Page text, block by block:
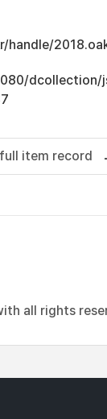
handle/
dcollection/
item record
all rights